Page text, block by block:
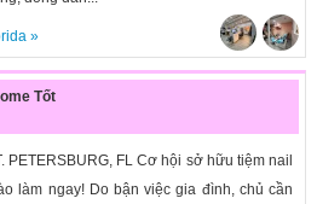
»
Tốt
PETERSBURG, FL Cơ hội sở hữu tiệm nail
làm ngay! Do bận việc gia đình, chủ cần